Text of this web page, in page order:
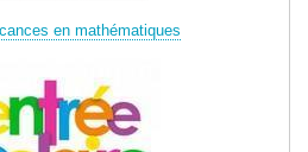
en mathématiques